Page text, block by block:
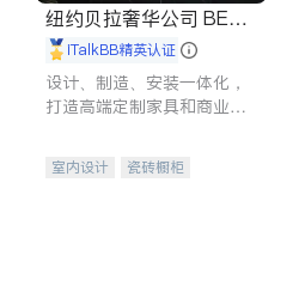
纽约贝拉奢华公司 BELL
A LUXE
iTalkBB精英认证
设计、制造、安装一体化，
打造高端定制家具和商业空
室内设计
瓷砖橱柜